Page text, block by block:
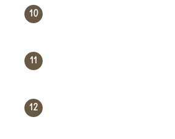
10
11
12